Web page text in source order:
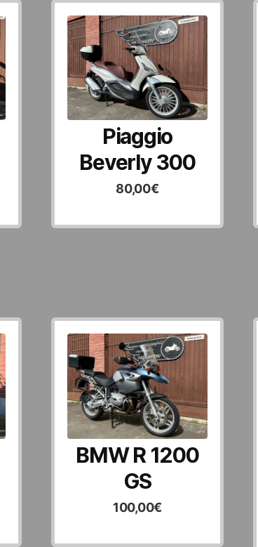
Piaggio
Beverly 300
80,00€
BMW R 1200
GS
100,00€